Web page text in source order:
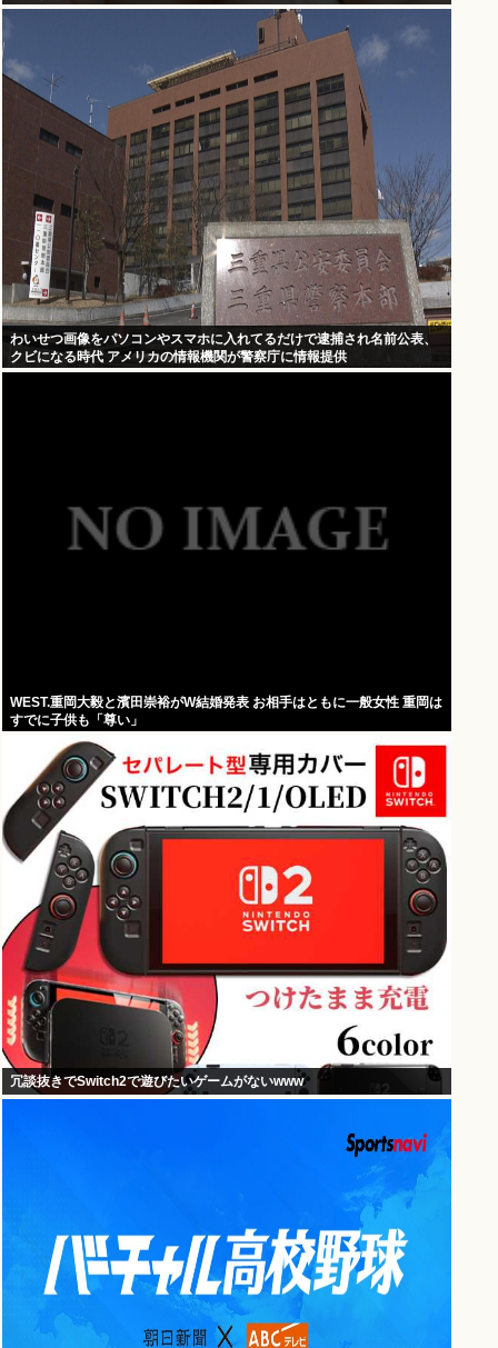
わいせつ画像をパソコンやスマホに入れてるだけで逮捕され名前公表、
クビになる時代 アメリカの情報機関が警察庁に情報提供
WEST.重岡大毅と濱田崇裕がW結婚発表 お相手はともに一般女性 重岡は
すでに子供も「尊い」
冗談抜きでSwitch2で遊びたいゲームがないwww